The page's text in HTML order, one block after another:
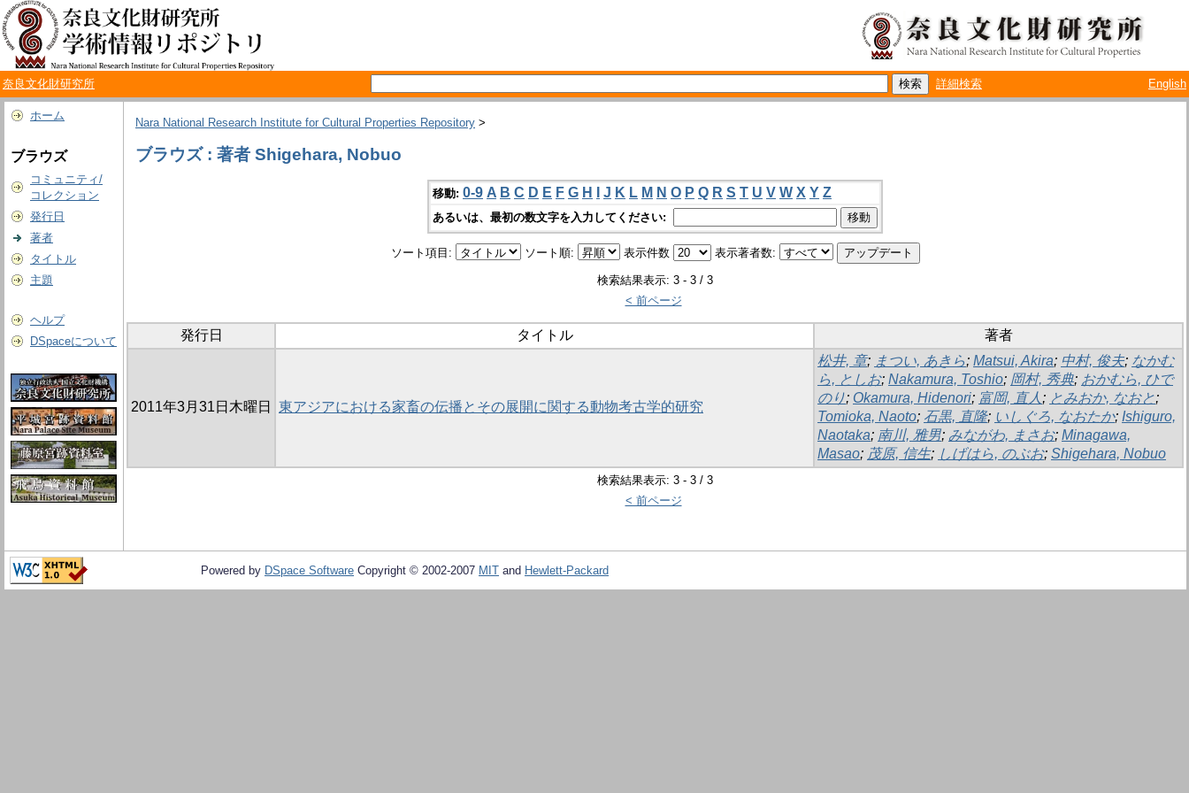
奈良文化財研究所 詳細検索 English
ホーム
ブラウズ
コミュニティ/
コレクション
発行日
著者
タイトル
主題
ヘルプ
DSpaceについて
Nara National Research Institute for Cultural Properties Repository >
ブラウズ : 著者 Shigehara, Nobuo
移動: 0-9 A B C D E F G H J K L M N O P Q R S T U V W X Y Z
あるいは、最初の数文字を入力してください:
ソート項目: ソート順: 表示件数 表示著者数:
検索結果表示: 3 - 3 / 3
< 前ページ
発行日 タイトル 著者
2011年3月31日木曜日 東アジアにおける家畜の伝播とその展開に関する動物考古学的研究
松井, 章; まつい, あきら; Matsui, Akira; 中村, 俊夫; なかむ
ら, としお; Nakamura, Toshio; 岡村, 秀典; おかむら, ひで
のり; Okamura, Hidenori; 富岡, 直人 ; とみおか, なおと;
Tomioka, Naoto; 石黒, 直隆; いしぐろ, なおたか; Ishiguro,
Naotaka; 南川, 雅男; みながわ, まさお; Minagawa,
Masao; 茂原, 信生; しげはら, のぶお; Shigehara, Nobuo
検索結果表示: 3 - 3 / 3
< 前ページ
Powered by DSpace Software Copyright © 2002-2007 MIT and Hewlett-Packard